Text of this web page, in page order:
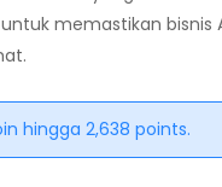
memastikan bisnis
hingga 2,638 points.